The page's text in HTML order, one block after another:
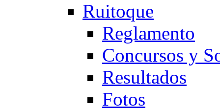
Ruitoque
Reglamento
Concursos y
Resultados
Fotos